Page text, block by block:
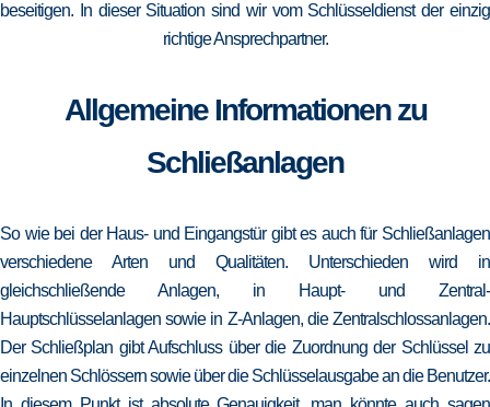
beseitigen. In dieser Situation sind wir vom Schlüsseldienst der einzig
richtige Ansprechpartner.
Allgemeine Informationen zu
Schließanlagen
So wie bei der Haus- und Eingangstür gibt es auch für Schließanlagen
verschiedene Arten und Qualitäten. Unterschieden wird in
gleichschließende Anlagen, in Haupt- und Zentral-
Hauptschlüsselanlagen sowie in Z-Anlagen, die Zentralschlossanlagen.
Der Schließplan gibt Aufschluss über die Zuordnung der Schlüssel zu
einzelnen Schlössern sowie über die Schlüsselausgabe an die Benutzer.